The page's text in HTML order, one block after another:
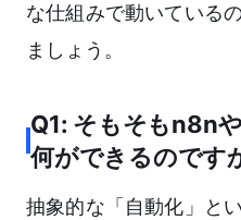
な仕組みで動いている
ましょう。
Q1: そもそもn8n
何ができるのです
抽象的な「自動化」と